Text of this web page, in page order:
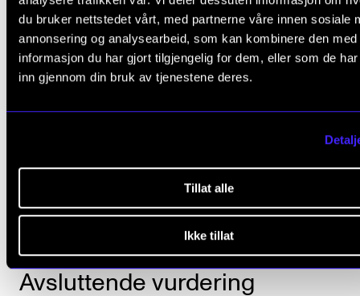
du bruker nettstedet vårt, med partnerne våre innen sosiale
annonsering og analysearbeid, som kan kombinere den med
informasjon du har gjort tilgjengelig for dem, eller som de
inn gjennom din bruk av tjenestene deres.
Tillat alle
Ikke tillat
Noter på ensemblesangrepertoar vil bli tilgjengelig
studenten en uke før prøvesangen.
Avsluttende vurdering